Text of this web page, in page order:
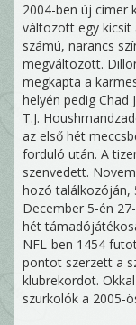
2004-ben új címer
változott egy kicsit
számú, narancs
megváltozott.
megkapta a
helyén pedig Chad
T.J.
az első hét
forduló után. A
szenvedett.
hozó találkozóján,
December 5-én
hét
NFL-ben 1454
pontot szerzett a
klubrekordot.
szurkolók a 2005-